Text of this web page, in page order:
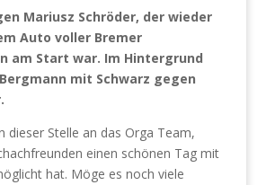
Mariusz Schröder, der wieder
Auto voller Bremer
am Start war. Im Hintergrund
mit Schwarz gegen
dieser Stelle an das Orga Team,
einen schönen Tag mit
hat. Möge es noch viele